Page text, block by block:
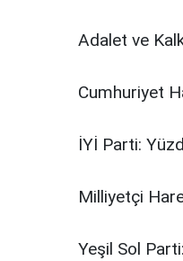
Adalet ve
Cumhuriyet
İYİ Parti:
Milliyetçi
Yeşil Sol